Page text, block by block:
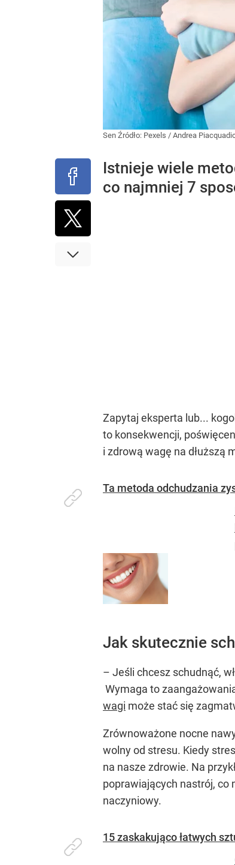
Sen Źródło: Pexels / Andrea
Istnieje wiele
co najmniej 7
Zapytaj eksperta lub...
to konsekwencji,
i zdrową wagę na dłuższą
Ta metoda odchudzania
Jak skutecznie
– Jeśli chcesz schudnąć,
Wymaga to
wagi może stać się
Zrównoważone nocne
wolny od stresu. Kiedy
na nasze zdrowie. Na
poprawiających nastrój, co
naczyniowy.
15 zaskakująco łatwych